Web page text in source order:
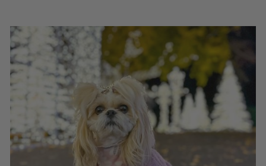
À QUOI DEVRIEZ-VOUS FAIRE
ATTENTION LORSQUE VOUS ACHETEZ
DES VÊTEMENTS POUR CHIOTS SHIH
TZU?
Lors de l'achat des meilleurs vêtements de chiot Shih tzu,
le plus important, vous devez faire attention au confort.
Vous devez vous assurer que votre chien est
suffisamment à l'aise et peut tout faire en portant ces